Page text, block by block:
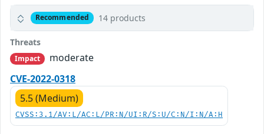
Recommended 14 products
Threats
Impact
moderate
CVE-2022-0318
5.5 (Medium)
CVSS:3.1/AV:L/AC:L/PR:N/UI:R/S:U/C:N/I:N/A:H